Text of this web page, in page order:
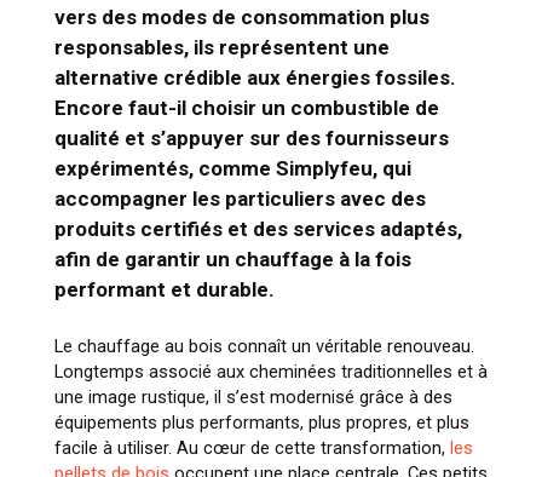
vers des modes de consommation plus
responsables, ils représentent une
alternative crédible aux énergies fossiles.
Encore faut-il choisir un combustible de
qualité et s’appuyer sur des fournisseurs
expérimentés, comme Simplyfeu, qui
accompagner les particuliers avec des
produits certifiés et des services adaptés,
afin de garantir un chauffage à la fois
performant et durable.
Le chauffage au bois connaît un véritable renouveau.
Longtemps associé aux cheminées traditionnelles et à
une image rustique, il s’est modernisé grâce à des
équipements plus performants, plus propres, et plus
facile à utiliser. Au cœur de cette transformation, les